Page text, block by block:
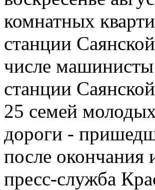
комнатных
станции
числе машинисты
станции
25 семей
дороги -
после окончания
пресс-служба